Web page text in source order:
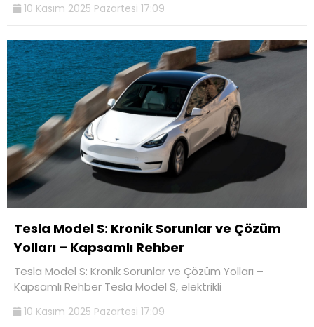
10 Kasım 2025 Pazartesi 17:09
Tesla Model S: Kronik Sorunlar ve Çözüm
Yolları – Kapsamlı Rehber
Tesla Model S: Kronik Sorunlar ve Çözüm Yolları –
Kapsamlı Rehber Tesla Model S, elektrikli
10 Kasım 2025 Pazartesi 17:09